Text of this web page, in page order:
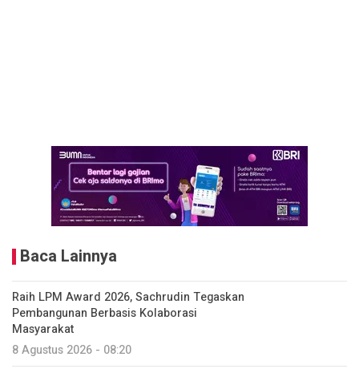
Baca Lainnya
Raih LPM Award 2026, Sachrudin Tegaskan
Pembangunan Berbasis Kolaborasi
Masyarakat
8 Agustus 2026 - 08:20